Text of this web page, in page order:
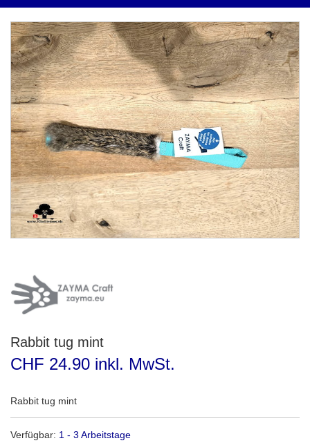
Rabbit tug mint
CHF 24.90 inkl. MwSt.
Rabbit tug mint
Verfügbar: 1 - 3 Arbeitstage